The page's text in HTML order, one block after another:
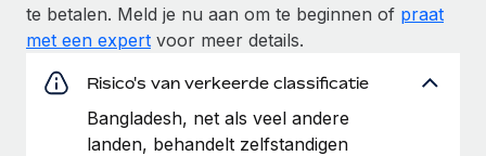
te betalen. Meld je nu aan om te beginnen of praat
met een expert voor meer details.
Risico's van verkeerde classificatie
Bangladesh, net als veel andere
landen, behandelt zelfstandigen